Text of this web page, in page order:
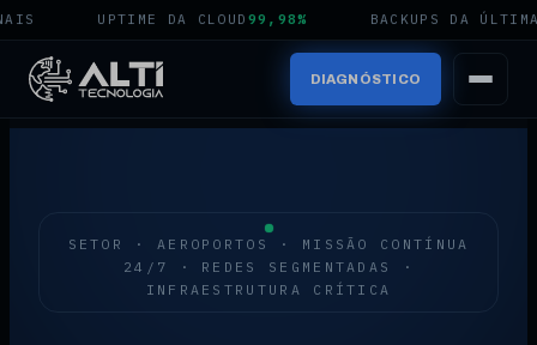
UPTIME DA CLOUD99,98% BACKUPS DA ÚLTIMA
DIAGNÓSTICO
SETOR · AEROPORTOS · MISSÃO CONTÍNUA
24/7 · REDES SEGMENTADAS ·
INFRAESTRUTURA CRÍTICA